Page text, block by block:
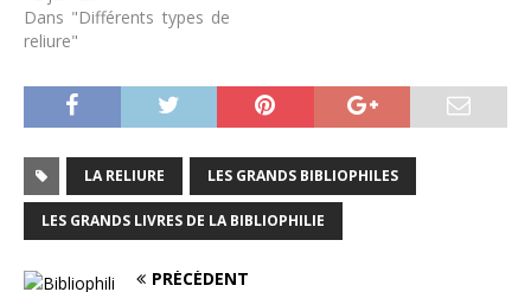
Dans "Différents types de
reliure"
LA RELIURE LES GRANDS BIBLIOPHILES
LES GRANDS LIVRES DE LA BIBLIOPHILIE
PRÉCÉDENT